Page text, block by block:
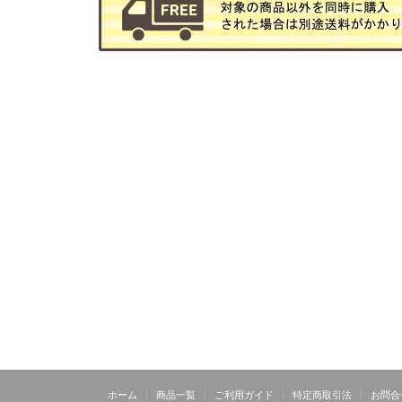
ホーム 商品一覧 ご利用ガイド 特定商取引法 お問合